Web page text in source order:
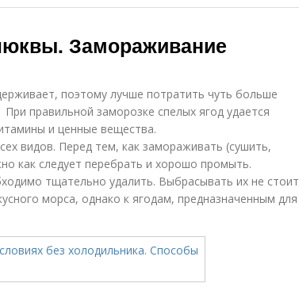
Замораживание
поэтому лучше потратить чуть больше
правильной заморозке спелых ягод удается
и ценные вещества.
видов. Перед тем, как замораживать (сушить,
как следует перебрать и хорошо промыть.
тщательно удалить. Выбрасывать их не стоит
морса, однако к ягодам, предназначенным для